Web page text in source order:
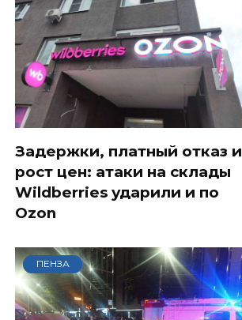
Задержки, платный отказ и
рост цен: атаки на склады
Wildberries ударили и по
Ozon
ПЕНЗА